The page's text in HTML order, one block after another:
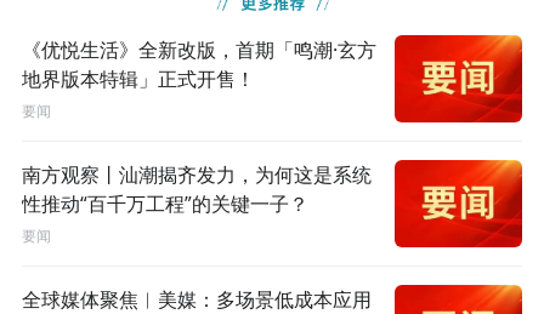
《优悦生活》全新改版，首期「鸣潮·玄方
地界版本特辑」正式开售！
要闻
南方观察丨汕潮揭齐发力，为何这是系统
性推动“百千万工程”的关键一子？
要闻
全球媒体聚焦︱美媒：多场景低成本应用